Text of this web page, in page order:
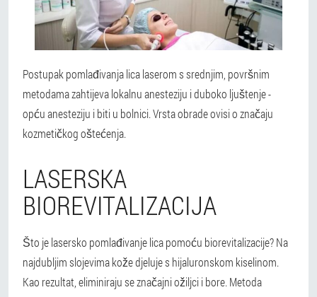
Postupak pomlađivanja lica laserom s srednjim, površnim
metodama zahtijeva lokalnu anesteziju i duboko ljuštenje -
opću anesteziju i biti u bolnici.Vrsta obrade ovisi o značaju
kozmetičkog oštećenja.
LASERSKA
BIOREVITALIZACIJA
Što je lasersko pomlađivanje lica pomoću biorevitalizacije? Na
najdubljim slojevima kože djeluje s hijaluronskom kiselinom.
Kao rezultat, eliminiraju se značajni ožiljci i bore. Metoda